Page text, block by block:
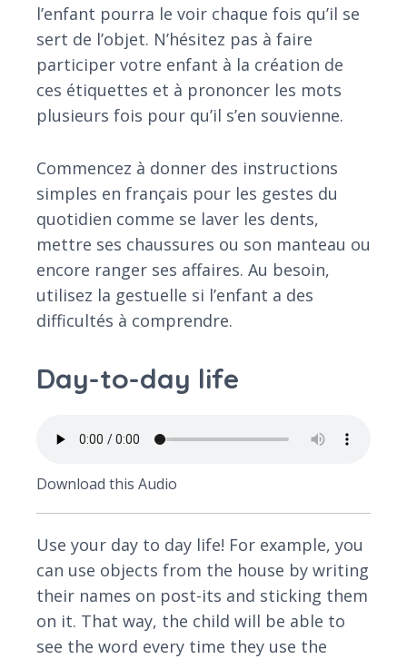
l’enfant pourra le voir chaque fois qu’il se
sert de l’objet. N’hésitez pas à faire
participer votre enfant à la création de
ces étiquettes et à prononcer les mots
plusieurs fois pour qu’il s’en souvienne.
Commencez à donner des instructions
simples en français pour les gestes du
quotidien comme se laver les dents,
mettre ses chaussures ou son manteau ou
encore ranger ses affaires. Au besoin,
utilisez la gestuelle si l’enfant a des
difficultés à comprendre.
Day-to-day life
Download this Audio
Use your day to day life! For example, you
can use objects from the house by writing
their names on post-its and sticking them
on it. That way, the child will be able to
see the word every time they use the